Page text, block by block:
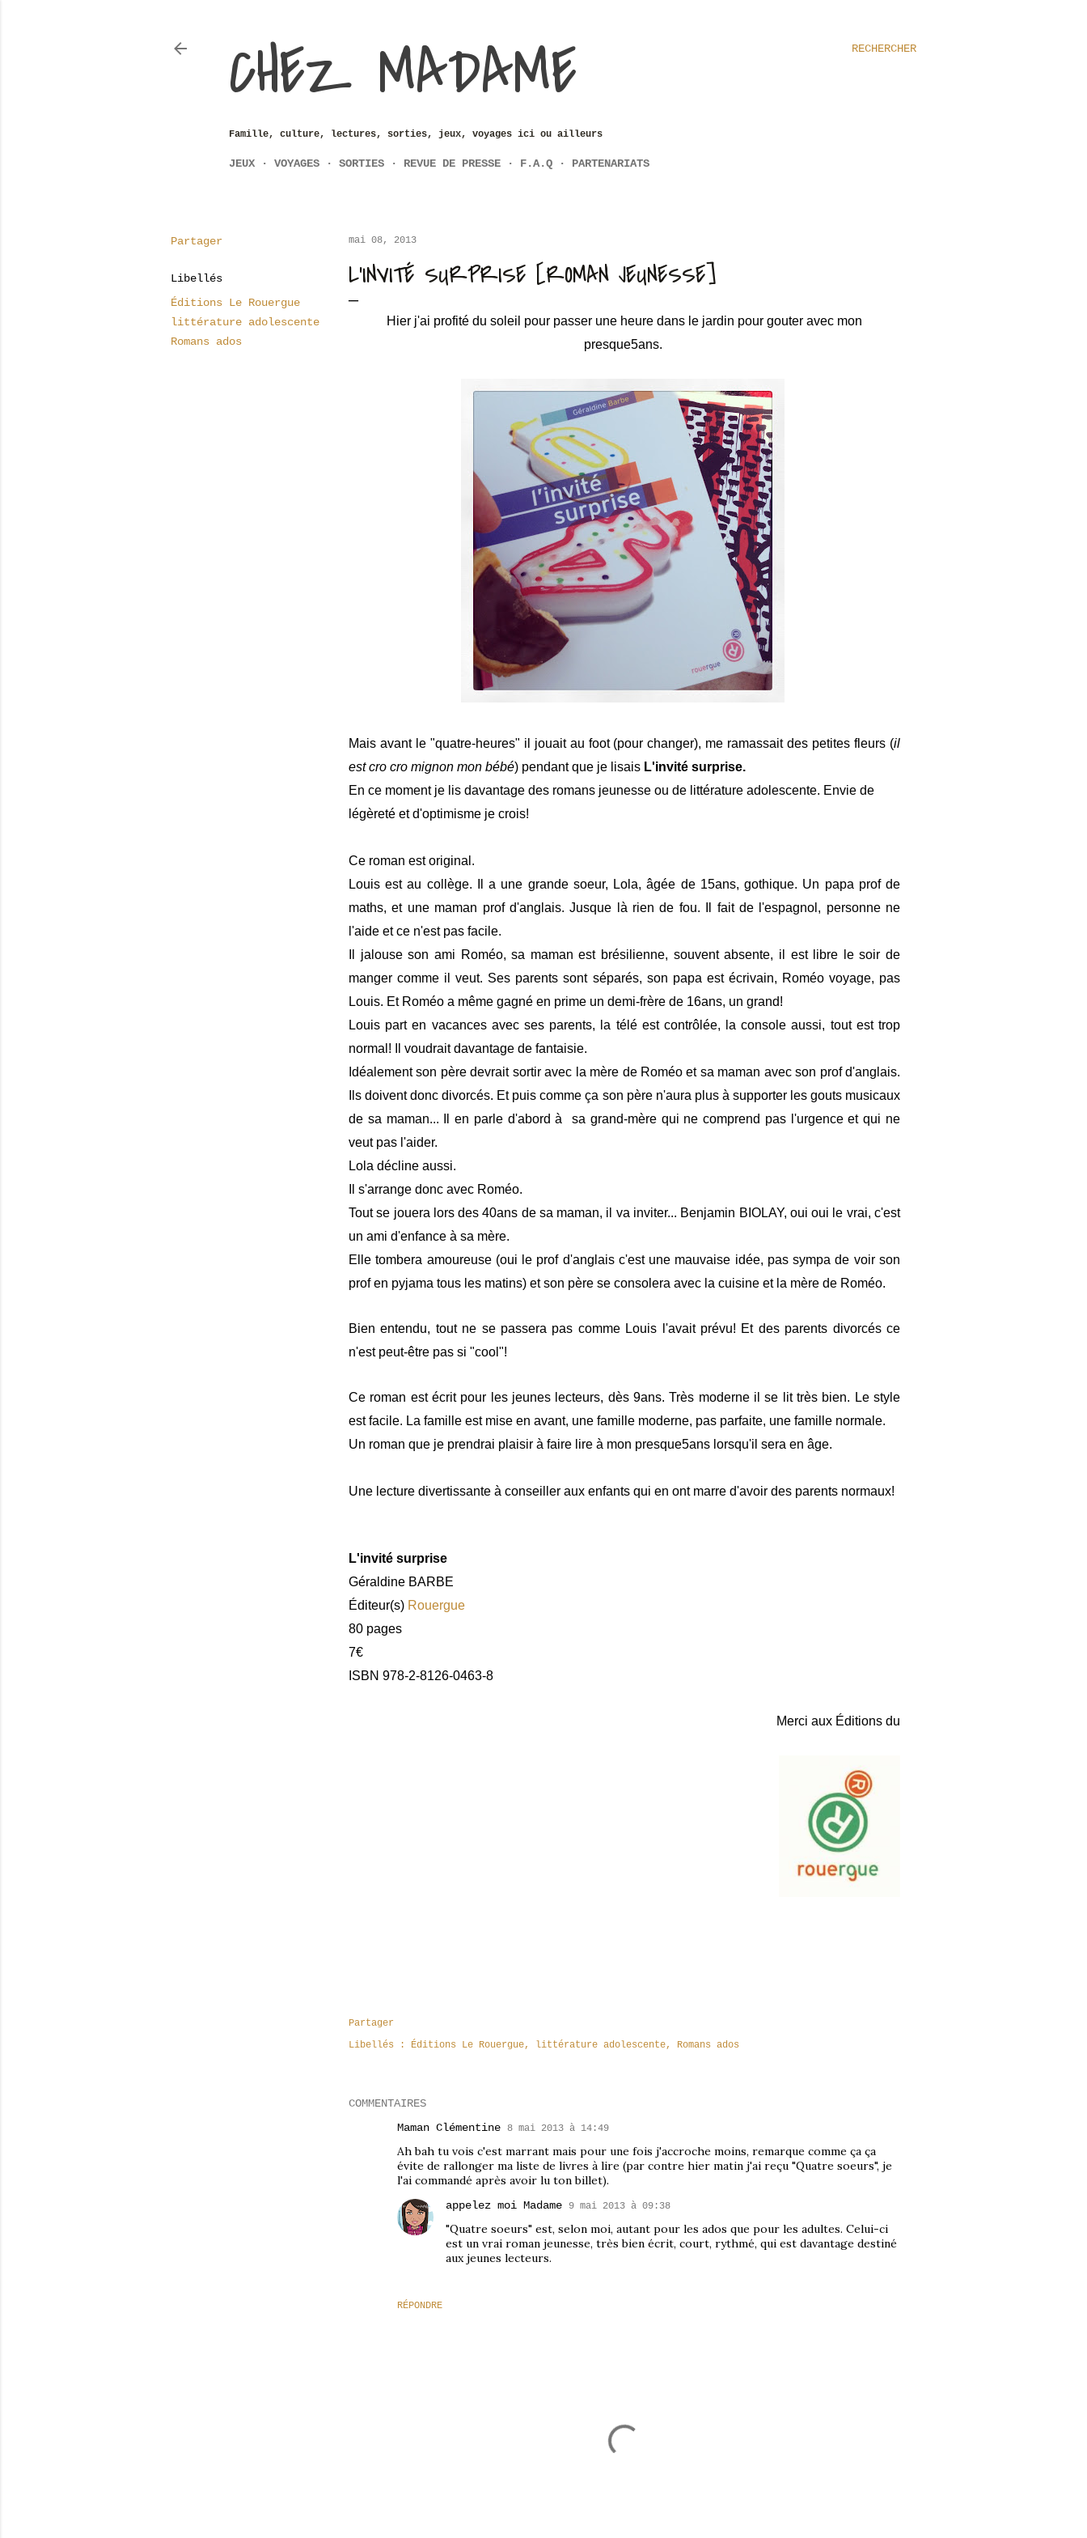
RECHERCHER
CHEZ MADAME
Famille, culture, lectures, sorties, jeux, voyages ici ou ailleurs
JEUX VOYAGES SORTIES REVUE DE PRESSE F.A.Q PARTENARIATS
Partager
Libellés
Éditions Le Rouergue
littérature adolescente
Romans ados
mai 08, 2013
L'INVITÉ SURPRISE [ROMAN JEUNESSE]
Hier j'ai profité du soleil pour passer une heure dans le jardin pour gouter avec mon
presque5ans.
Mais avant le "quatre-heures" il jouait au foot (pour changer), me ramassait des petites fleurs (il
est cro cro mignon mon bébé) pendant que je lisais L'invité surprise.
En ce moment je lis davantage des romans jeunesse ou de littérature adolescente. Envie de
légèreté et d'optimisme je crois!
Ce roman est original.
Louis est au collège. Il a une grande soeur, Lola, âgée de 15ans, gothique. Un papa prof de
maths, et une maman prof d'anglais. Jusque là rien de fou. Il fait de l'espagnol, personne ne
l'aide et ce n'est pas facile.
Il jalouse son ami Roméo, sa maman est brésilienne, souvent absente, il est libre le soir de
manger comme il veut. Ses parents sont séparés, son papa est écrivain, Roméo voyage, pas
Louis. Et Roméo a même gagné en prime un demi-frère de 16ans, un grand!
Louis part en vacances avec ses parents, la télé est contrôlée, la console aussi, tout est trop
normal! Il voudrait davantage de fantaisie.
Idéalement son père devrait sortir avec la mère de Roméo et sa maman avec son prof d'anglais.
Ils doivent donc divorcés. Et puis comme ça son père n'aura plus à supporter les gouts musicaux
de sa maman... Il en parle d'abord à sa grand-mère qui ne comprend pas l'urgence et qui ne
veut pas l'aider.
Lola décline aussi.
Il s'arrange donc avec Roméo.
Tout se jouera lors des 40ans de sa maman, il va inviter... Benjamin BIOLAY, oui oui le vrai, c'est
un ami d'enfance à sa mère.
Elle tombera amoureuse (oui le prof d'anglais c'est une mauvaise idée, pas sympa de voir son
prof en pyjama tous les matins) et son père se consolera avec la cuisine et la mère de Roméo.
Bien entendu, tout ne se passera pas comme Louis l'avait prévu! Et des parents divorcés ce
n'est peut-être pas si "cool"!
Ce roman est écrit pour les jeunes lecteurs, dès 9ans. Très moderne il se lit très bien. Le style
est facile. La famille est mise en avant, une famille moderne, pas parfaite, une famille normale.
Un roman que je prendrai plaisir à faire lire à mon presque5ans lorsqu'il sera en âge.
Une lecture divertissante à conseiller aux enfants qui en ont marre d'avoir des parents normaux!
L'invité surprise
Géraldine BARBE
Éditeur(s) Rouergue
80 pages
7€
ISBN 978-2-8126-0463-8
Merci aux Éditions du
Partager
Libellés :
Éditions Le Rouergue littérature adolescente Romans ados
COMMENTAIRES
Maman Clémentine 8 mai 2013 à 14:49
Ah bah tu vois c'est marrant mais pour une fois j'accroche moins, remarque comme ça ça
évite de rallonger ma liste de livres à lire (par contre hier matin j'ai reçu "Quatre soeurs", je
l'ai commandé après avoir lu ton billet).
RÉPONDRE
appelez moi Madame 9 mai 2013 à 09:38
"Quatre soeurs" est, selon moi, autant pour les ados que pour les adultes. Celui-ci
est un vrai roman jeunesse, très bien écrit, court, rythmé, qui est davantage destiné
aux jeunes lecteurs.